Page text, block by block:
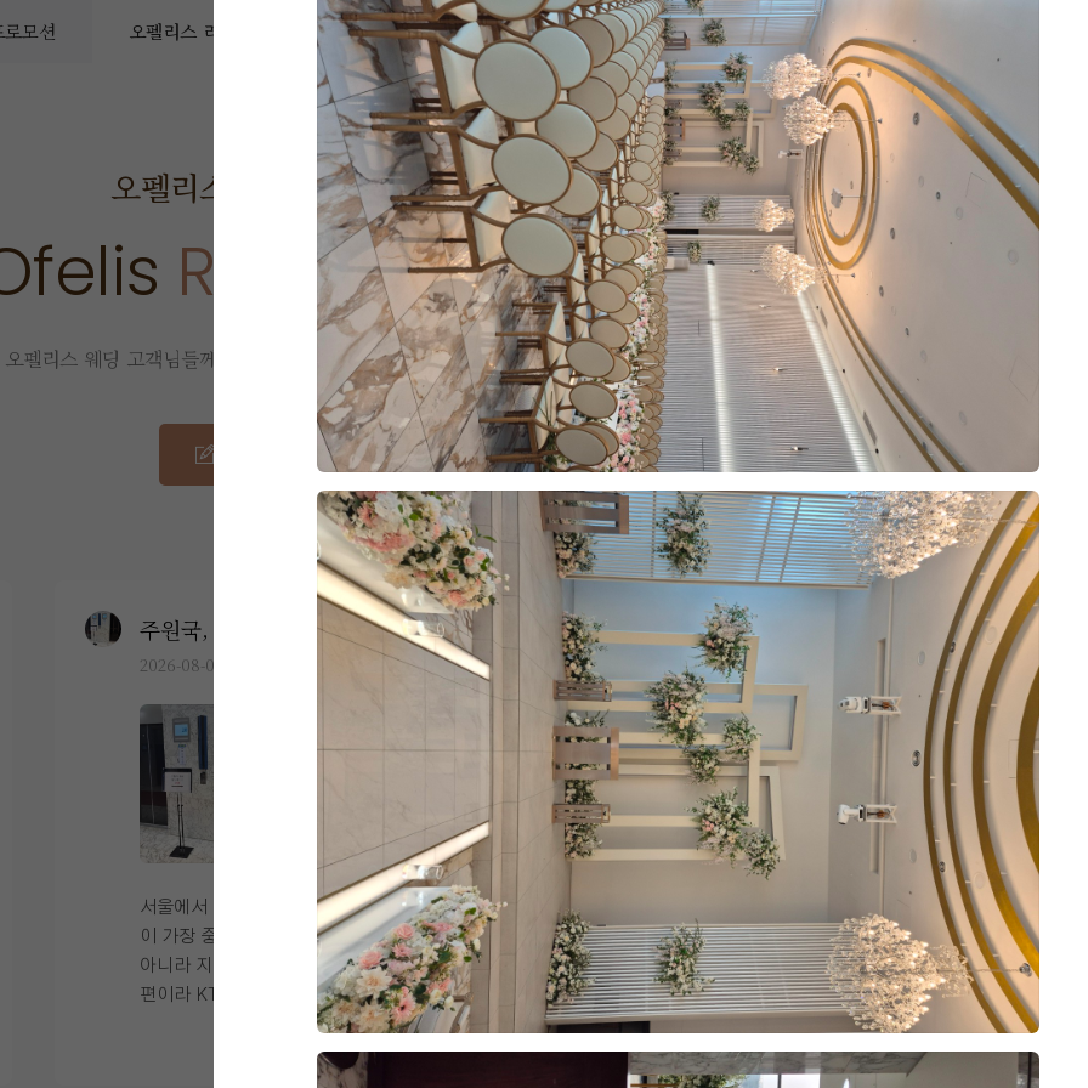
모션 오펠리스 리얼후기 오펠리스 소식 예비부부코칭
오펠리스 웨딩 리얼 후기
Real Review
오펠리스 웨딩 고객님들께서 직접 작성해주신 소중한 후기입니다.
리얼 후기 쓰기
주원국, 임다미
2026-08-03
0
서울에서 교통이 편리한 예식장을 찾는 것
이 가장 중요한 조건이었습니다. 저희뿐만
아니라 지방에서 오시는 하객분들도 많은
편이라 KTX나 대중교통으로 이동하기 편
한 위치를 우선적으로 고려했는데, 오펠리
스는 접근성이 정말 뛰어나 만족스러웠습
니다. 주차도 300대 이상 가능하고 이용
더 보기
이진영, 박현진
2026-08-02 12명 읽음
및 수도권의 여러 웨딩홀 투어를 다녀왔습
니다. 하객 동선부터 홀 분위기, 식사까지
종합적으로 고려해야 할 요소가 많아 고민
이 길어졌지만, 최종적으로 저희가 생각했
던 조건에 가장 부합하는 오펠리스 웨딩홀
로 계약을 완료했습니다. 투어를 하며 느
더 보기